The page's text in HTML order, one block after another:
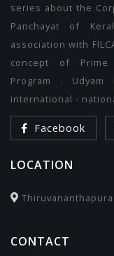
series about the
Panchayat of
association with
concept of Prime
Program . Udyam
international -
Facebook
LOCATION
CONTACT